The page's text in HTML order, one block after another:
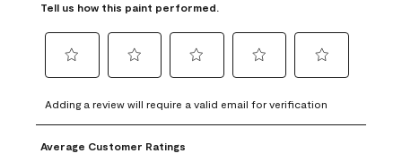
Tell us how this paint performed.
to
rate
the
item
to
rate
the
to
rate
the
item
to
rate
to
rate
Adding a review will require a valid email for verification
Average Customer Ratings